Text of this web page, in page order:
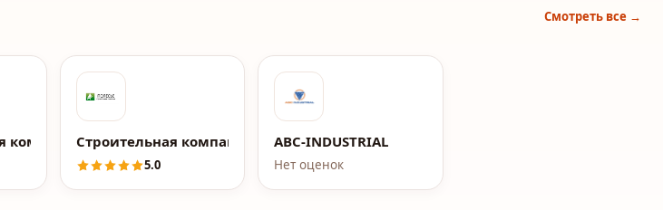
Смотреть все →
компания 2кСтроительная компания Полесье
5.0
ABC-INDUSTRIAL
Нет оценок